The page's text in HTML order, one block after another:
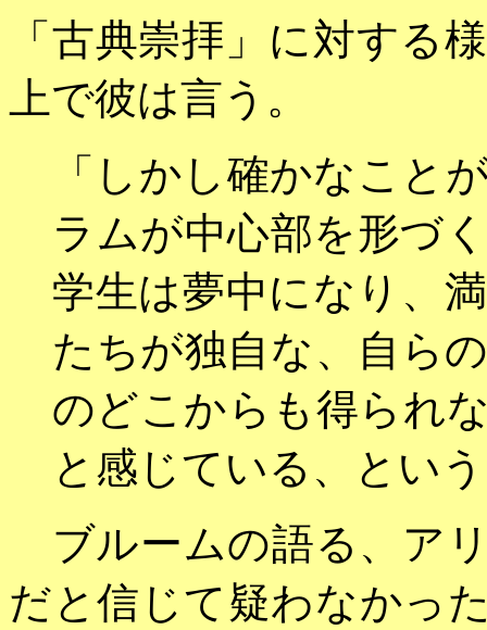
「古典崇拝」に対する
上で彼は言う。
「しかし確かなこと
ラムが中心部を形づ
学生は夢中になり、
たちが独自な、自ら
のどこからも得られ
と感じている、とい
ブルームの語る、ア
だと信じて疑わなかっ